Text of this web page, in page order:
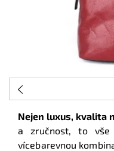
Nejen luxus, kvalita
a zručnost, to
vícebarevnou